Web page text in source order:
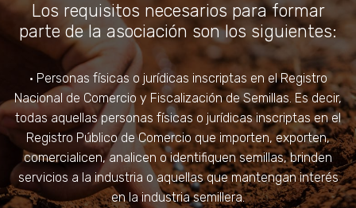
Los requisitos necesarios para formar
parte de la asociación son los siguientes:
• Personas físicas o jurídicas inscriptas en el Registro
Nacional de Comercio y Fiscalización de Semillas. Es decir,
todas aquellas personas físicas o jurídicas inscriptas en el
Registro Público de Comercio que importen, exporten,
comercialicen, analicen o identifiquen semillas, brinden
servicios a la industria o aquellas que mantengan interés
en la industria semillera.